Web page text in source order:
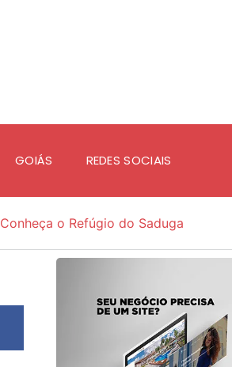
GOIÁS REDES SOCIAIS
Conheça o Refúgio do Saduga